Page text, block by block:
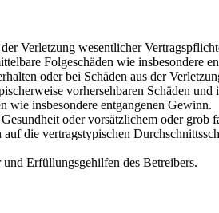
Verletzung wesentlicher
Folgeschäden wie insbesondere
oder bei Schäden aus der
vorhersehbaren Schäden
wie insbesondere entgangenen Gewinn.
oder vorsätzlichem oder grob
die vertragstypischen
Erfüllungsgehilfen des Betreibers.